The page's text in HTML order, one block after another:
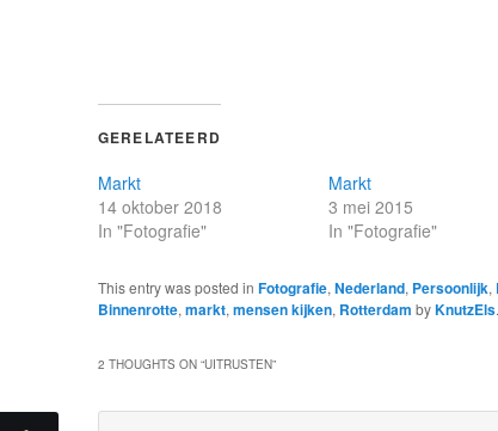
GERELATEERD
Markt
14 oktober 2018
In "Fotografie"
Markt
3 mei 2015
In "Fotografie"
This entry was posted in Fotografie, Nederland, Persoonlijk,
Binnenrotte, markt, mensen kijken, Rotterdam byKnutzEls
2 THOUGHTS ON “UITRUSTEN”